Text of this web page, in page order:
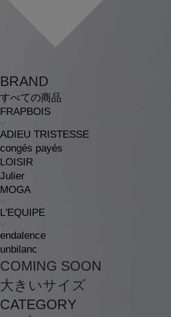
BRAND
すべての商品
FRAPBOIS
ADIEU TRISTESSE
congés payés
LOISIR
Julier
MOGA
L'EQUIPE
endalence
unbilanc
COMING SOON
大きいサイズ
CATEGORY